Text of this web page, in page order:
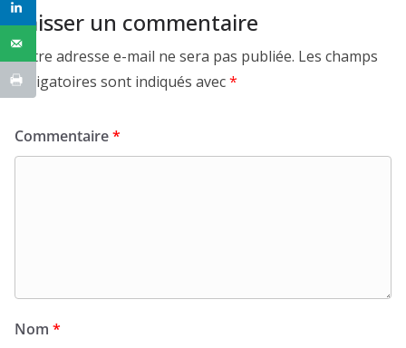
Laisser un commentaire
Votre adresse e-mail ne sera pas publiée. Les champs
obligatoires sont indiqués avec*
Commentaire*
Nom *